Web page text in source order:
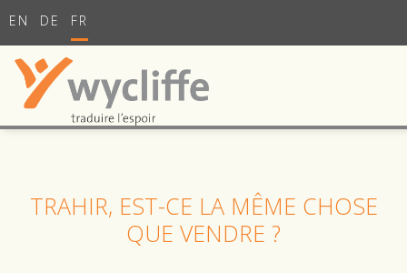
EN DE FR
TRAHIR, EST-CE LA MÊME CHOSE
QUE VENDRE ?